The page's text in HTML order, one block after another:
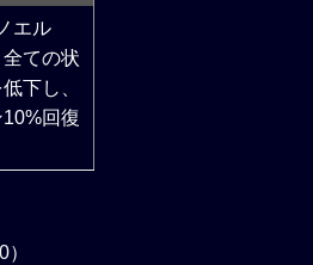
ての状
下し、
回復